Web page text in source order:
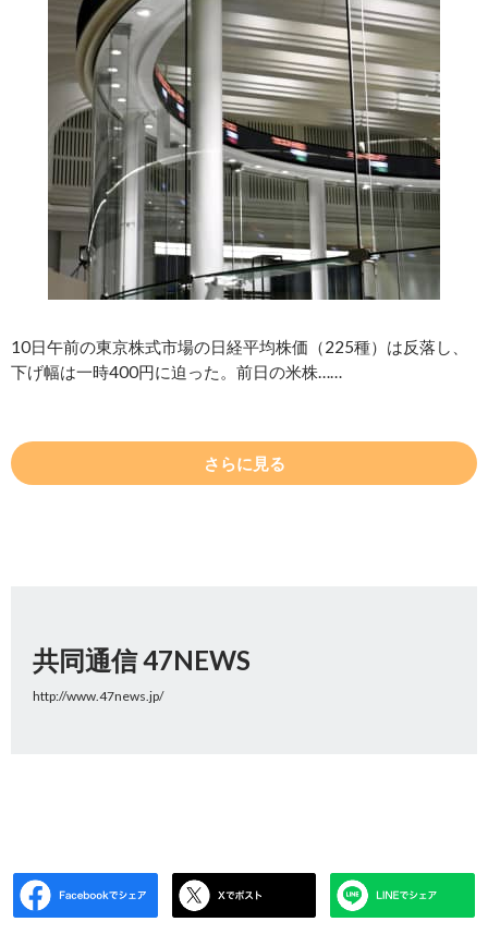
10日午前の東京株式市場の日経平均株価（225種）は反落し、
下げ幅は一時400円に迫った。前日の米株……
さらに見る
共同通信 47NEWS
http://www.47news.jp/